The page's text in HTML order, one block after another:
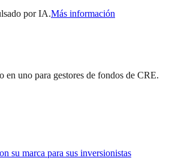
por IA.Más información
en uno para gestores de fondos de CRE.
su marca para sus inversionistas